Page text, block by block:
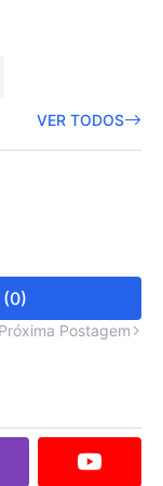
VER TODOS
Próxima Postagem